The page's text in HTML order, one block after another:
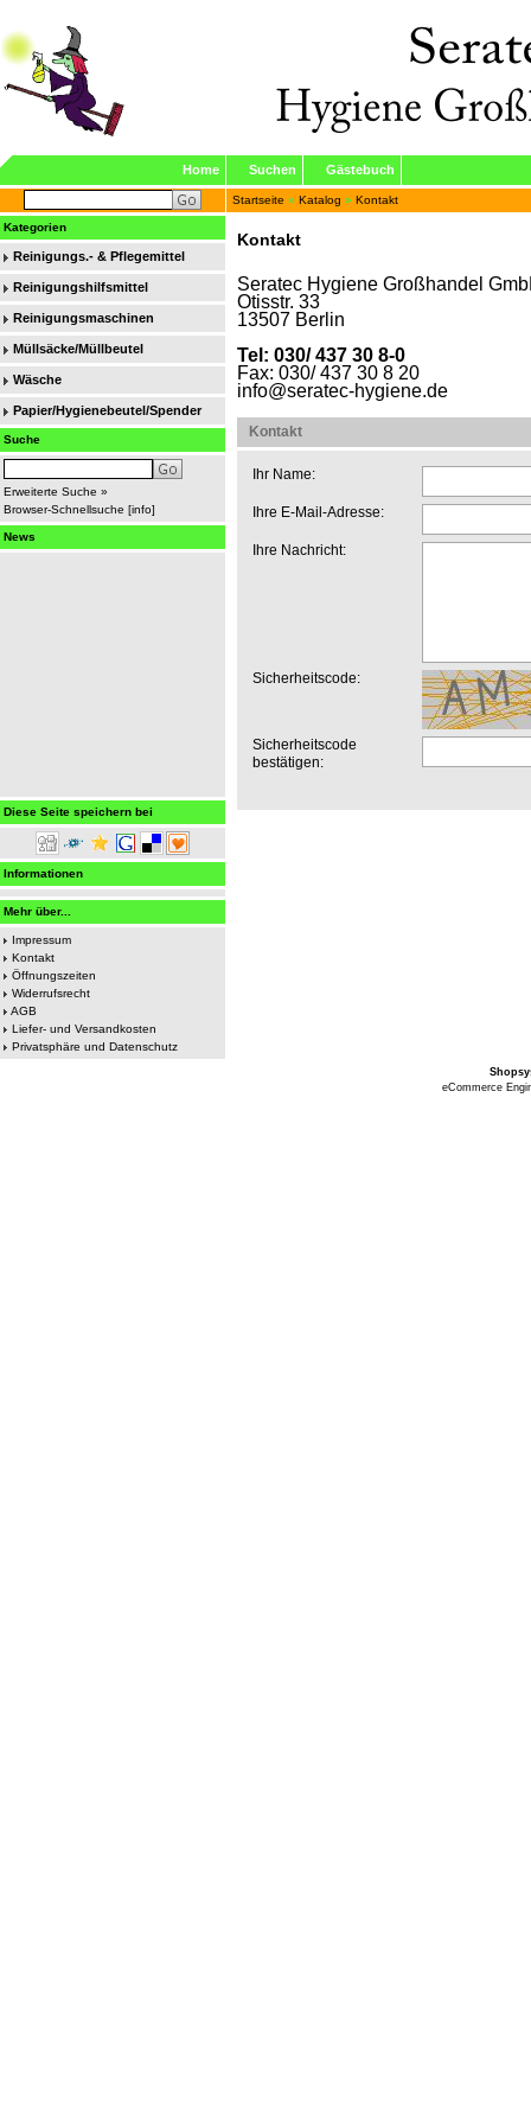
Home Suchen Gästebuch
Startseite » Katalog » Kontakt
Kategorien
Reinigungs.- & Pflegemittel
Reinigungshilfsmittel
Reinigungsmaschinen
Müllsäcke/Müllbeutel
Wäsche
Papier/Hygienebeutel/Spender
Suche
Erweiterte Suche »
Browser-Schnellsuche [info]
News
Diese Seite speichern bei
Informationen
Mehr über...
Impressum
Kontakt
Öffnungszeiten
Widerrufsrecht
AGB
Liefer- und Versandkosten
Privatsphäre und Datenschutz
Kontakt
Seratec Hygiene Großhandel
Otisstr. 33
13507 Berlin
Tel: 030/ 437 30 8-0
Fax: 030/ 437 30 8 20
info@seratec-hygiene.de
Kontakt
Ihr Name:
Ihre E-Mail-Adresse:
Ihre Nachricht:
Sicherheitscode:
Sicherheitscode
bestätigen:
eCommerce